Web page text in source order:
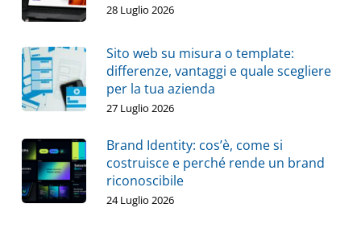
28 Luglio 2026
Sito web su misura o template:
differenze, vantaggi e quale scegliere
per la tua azienda
27 Luglio 2026
Brand Identity: cos’è, come si
costruisce e perché rende un brand
riconoscibile
24 Luglio 2026